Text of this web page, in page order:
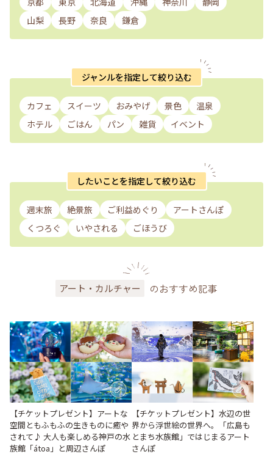
山梨
長野 奈良 鎌倉
ジャンルを指定して絞り込む
カフェ スイーツ おみやげ 景色
温泉
ホテル
ごはん パン 雑貨 イベント
したいことを指定して絞り込む
週末旅 絶景旅 ご利益めぐり
アートさんぽ
くつろぐ
いやされる ごほうび
アート・カルチャー のおすすめ記事
【チケットプレゼント】アートな
空間ともふもふの生きものに癒や
されて♪ 大人も楽しめる神戸の水
族館「átoa」と周辺さんぽ
【チケットプレゼント】水辺の世
界から浮世絵の世界へ。「広島も
とまち水族館」ではじまるアート
さんぽ